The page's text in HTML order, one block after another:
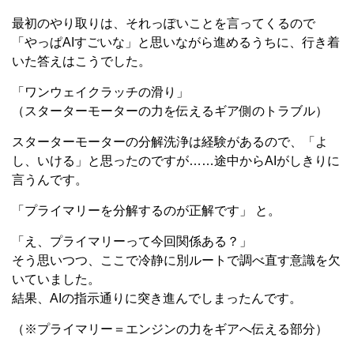
最初のやり取りは、それっぽいことを言ってくるので
「やっぱAIすごいな」と思いながら進めるうちに、行き着
いた答えはこうでした。
「ワンウェイクラッチの滑り」
（スターターモーターの力を伝えるギア側のトラブル）
スターターモーターの分解洗浄は経験があるので、「よ
し、いける」と思ったのですが……途中からAIがしきりに
言うんです。
「プライマリーを分解するのが正解です」 と。
「え、プライマリーって今回関係ある？」
そう思いつつ、ここで冷静に別ルートで調べ直す意識を欠
いていました。
結果、AIの指示通りに突き進んでしまったんです。
（※プライマリー＝エンジンの力をギアへ伝える部分）